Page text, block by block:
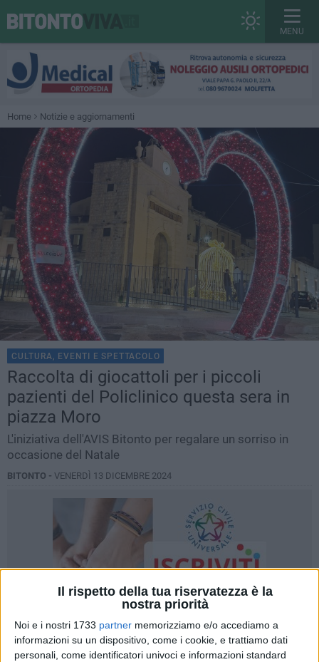
Il rispetto della tua riservatezza è la
nostra priorità
Noi e i nostri 1733 partner memorizziamo e/o accediamo a
informazioni su un dispositivo, come i cookie, e trattiamo dati
personali, come identificatori univoci e informazioni standard
MENU
Home Notizie e aggiornamenti
CULTURA, EVENTI E SPETTACOLO
Raccolta di giocattoli per i piccoli
pazienti del Policlinico questa sera in
piazza Moro
L'iniziativa dell'AVIS Bitonto per regalare un sorriso in
occasione del Natale
BITONTO - VENERDÌ 13 DICEMBRE 2024